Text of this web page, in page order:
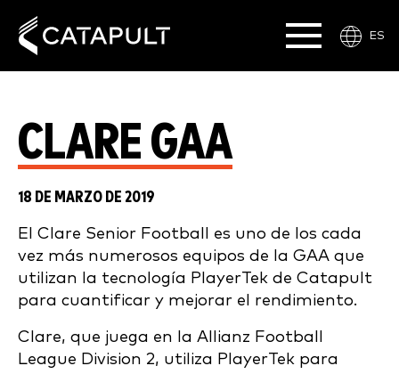
ES
CLARE GAA
18 DE MARZO DE 2019
El Clare Senior Football es uno de los cada
vez más numerosos equipos de la GAA que
utilizan la tecnología PlayerTek de Catapult
para cuantificar y mejorar el rendimiento.
Clare, que juega en la Allianz Football
League Division 2, utiliza PlayerTek para